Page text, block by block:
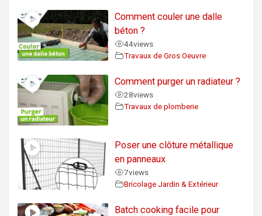
Comment couler une dalle
béton ?
44views
Travaux de Gros Oeuvre
Comment purger un radiateur ?
28views
Travaux de plomberie
Poser une clôture métallique
en panneaux
7views
Bricolage Jardin & Extérieur
Batch cooking facile pour